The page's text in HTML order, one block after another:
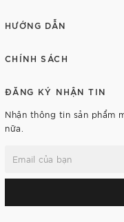
HƯỚNG DẪN
CHÍNH SÁCH
ĐĂNG KÝ NHẬN TIN
Nhận thông tin sản phẩm
nữa.